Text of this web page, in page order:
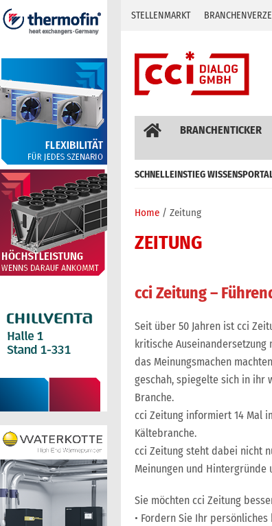
to
STELLENMARKT
BRANCHENTICKER
SCHNELLEINSTIEG
Home Zeitung
ZEITUNG
cci Zeitung –
Seit über 50 Jahren ist cci
kritische Auseinandersetzung
das Meinungsmachen
geschah, spiegelte sich in ihr
Branche.
cci Zeitung informiert 14 Mal
Kältebranche.
cci Zeitung steht dabei nicht
Meinungen und Hintergründe
Sie möchten cci Zeitung
• Fordern Sie Ihr